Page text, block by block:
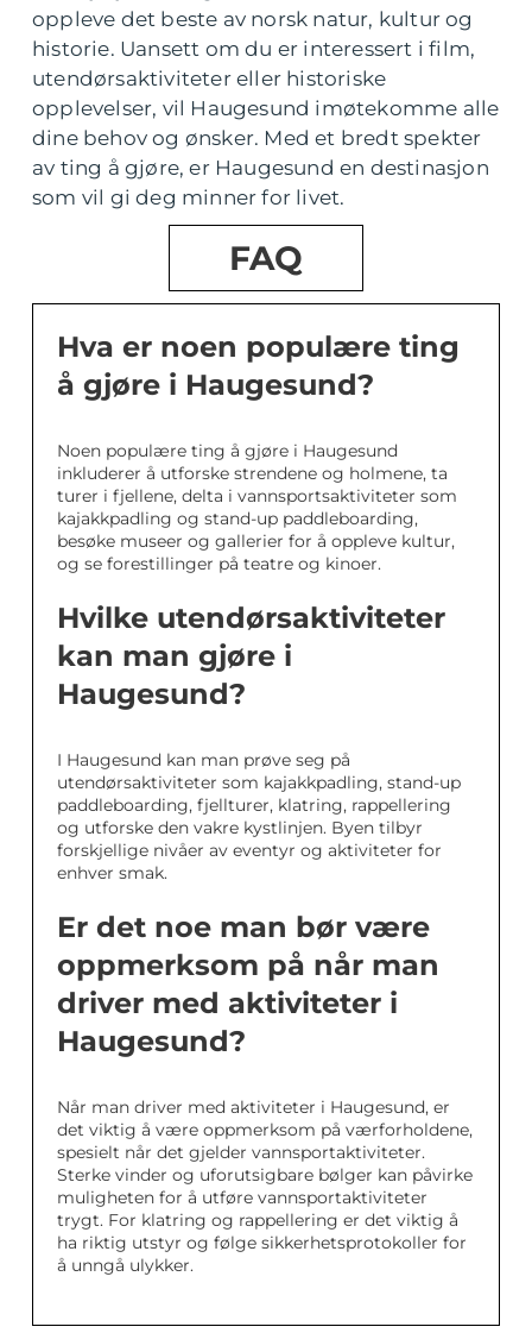
oppleve det beste av norsk natur, kultur og
historie. Uansett om du er interessert i film,
utendørsaktiviteter eller historiske
opplevelser, vil Haugesund imøtekomme alle
dine behov og ønsker. Med et bredt spekter
av ting å gjøre, er Haugesund en destinasjon
som vil gi deg minner for livet.
FAQ
Hva er noen populære ting
å gjøre i Haugesund?
Noen populære ting å gjøre i Haugesund
inkluderer å utforske strendene og holmene, ta
turer i fjellene, delta i vannsportsaktiviteter som
kajakkpadling og stand-up paddleboarding,
besøke museer og gallerier for å oppleve kultur,
og se forestillinger på teatre og kinoer.
Hvilke utendørsaktiviteter
kan man gjøre i
Haugesund?
I Haugesund kan man prøve seg på
utendørsaktiviteter som kajakkpadling, stand-up
paddleboarding, fjellturer, klatring, rappellering
og utforske den vakre kystlinjen. Byen tilbyr
forskjellige nivåer av eventyr og aktiviteter for
enhver smak.
Er det noe man bør være
oppmerksom på når man
driver med aktiviteter i
Haugesund?
Når man driver med aktiviteter i Haugesund, er
det viktig å være oppmerksom på værforholdene,
spesielt når det gjelder vannsportaktiviteter.
Sterke vinder og uforutsigbare bølger kan påvirke
muligheten for å utføre vannsportaktiviteter
trygt. For klatring og rappellering er det viktig å
ha riktig utstyr og følge sikkerhetsprotokoller for
å unngå ulykker.